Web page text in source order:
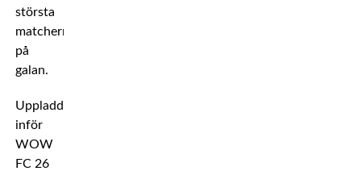
största
matcherna
på
galan.
Uppladdningen
inför
WOW
FC 26